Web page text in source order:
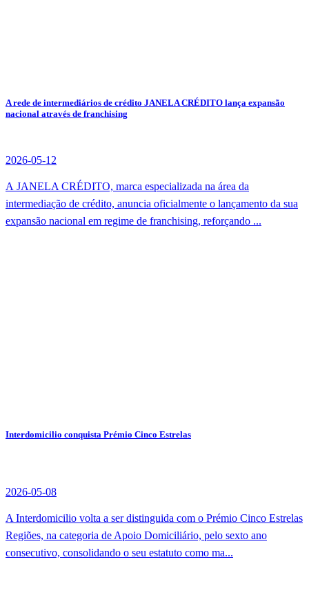
A rede de intermediários de crédito JANELA CRÉDITO lança expansão
nacional através de franchising
2026-05-12
A JANELA CRÉDITO, marca especializada na área da
intermediação de crédito, anuncia oficialmente o lançamento da sua
expansão nacional em regime de franchising, reforçando ...
Interdomicilio conquista Prémio Cinco Estrelas
2026-05-08
A Interdomicilio volta a ser distinguida com o Prémio Cinco Estrelas
Regiões, na categoria de Apoio Domiciliário, pelo sexto ano
consecutivo, consolidando o seu estatuto como ma...